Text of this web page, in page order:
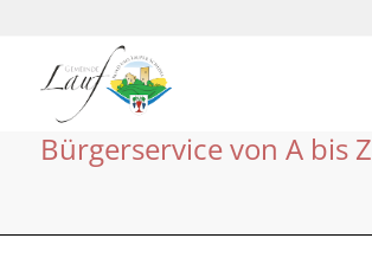
Bürgerservice von A bis Z